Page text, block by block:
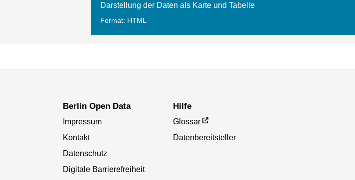
Darstellung der Daten als Karte und Tabelle
Format: HTML
Berlin Open Data
Impressum
Kontakt
Datenschutz
Digitale Barrierefreiheit
Hilfe
Glossar
Datenbereitsteller